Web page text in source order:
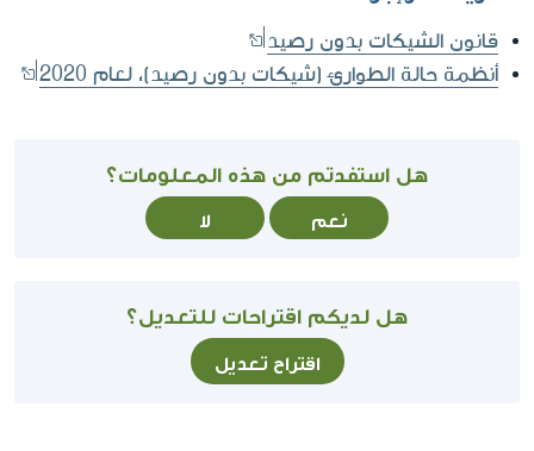
قانون الشيكات بدون رصيد
أنظمة حالة الطوارئ (شيكات بدون رصيد)، لعام 2020
هل استفدتم من هذه المعلومات؟
نعم لا
هل لديكم اقتراحات للتعديل؟
اقتراح تعديل